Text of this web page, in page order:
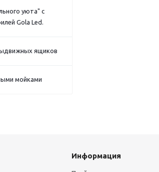
уюта" с
Gola Led.
ящиков
мойками
Информация